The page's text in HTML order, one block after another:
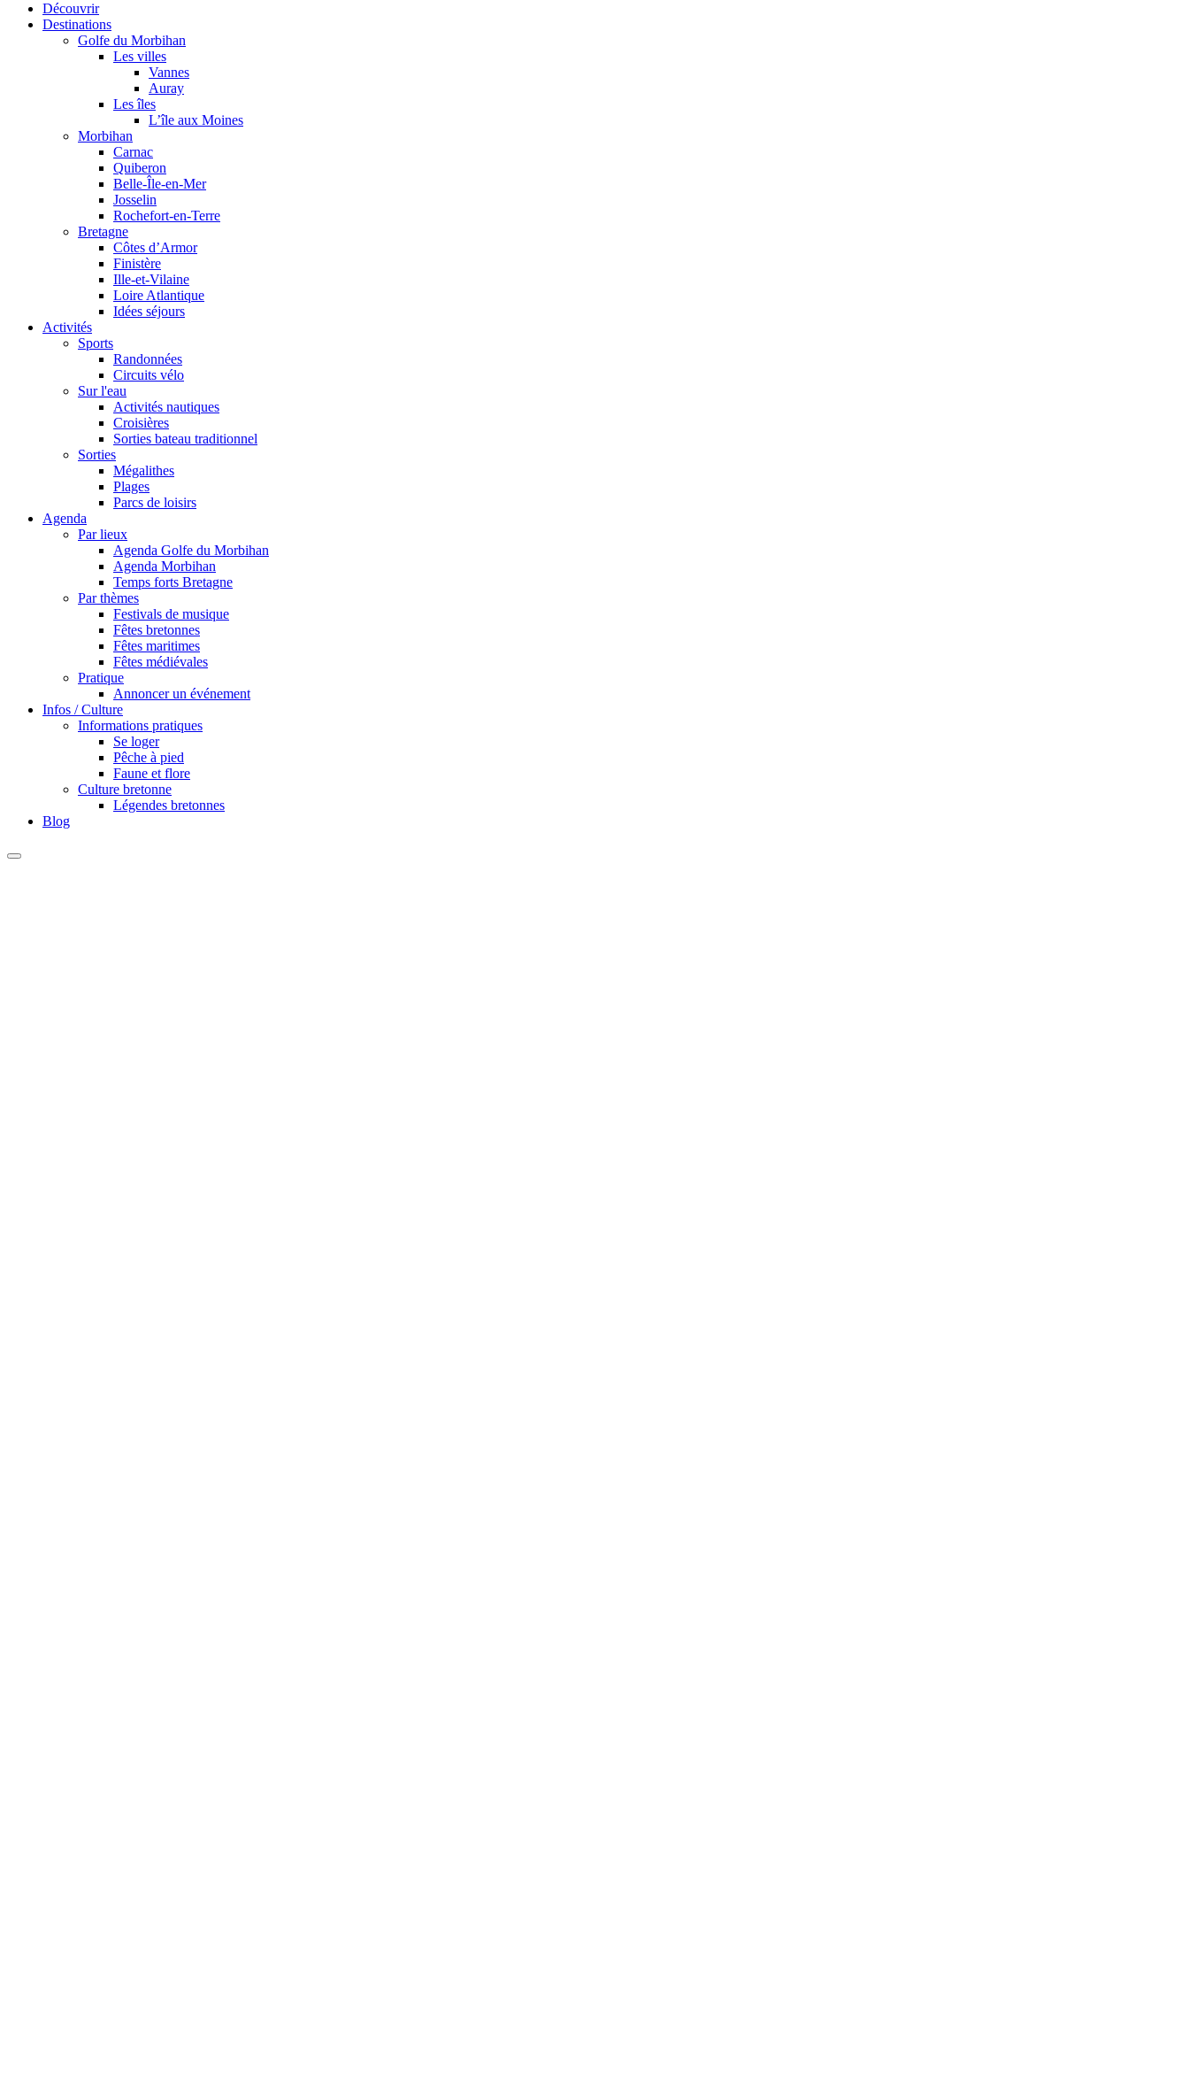
Découvrir
Destinations
Golfe du Morbihan
Les villes
Vannes
Auray
Les îles
L’île aux Moines
Morbihan
Carnac
Quiberon
Belle-Île-en-Mer
Josselin
Rochefort-en-Terre
Bretagne
Côtes d’Armor
Finistère
Ille-et-Vilaine
Loire Atlantique
Idées séjours
Activités
Sports
Randonnées
Circuits vélo
Sur l'eau
Activités nautiques
Croisières
Sorties bateau traditionnel
Sorties
Mégalithes
Plages
Parcs de loisirs
Agenda
Par lieux
Agenda Golfe du Morbihan
Agenda Morbihan
Temps forts Bretagne
Par thèmes
Festivals de musique
Fêtes bretonnes
Fêtes maritimes
Fêtes médiévales
Pratique
Annoncer un événement
Infos / Culture
Informations pratiques
Se loger
Pêche à pied
Faune et flore
Culture bretonne
Légendes bretonnes
Blog